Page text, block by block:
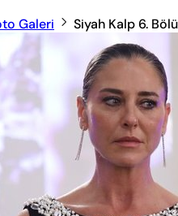
Galeri Siyah Kalp 6.